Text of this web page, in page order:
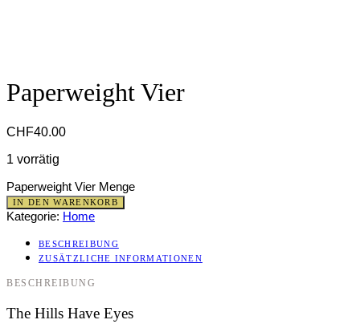
Paperweight Vier
CHF40.00
1 vorrätig
Paperweight Vier Menge
IN DEN WARENKORB
Kategorie: Home
BESCHREIBUNG
ZUSÄTZLICHE INFORMATIONEN
BESCHREIBUNG
The Hills Have Eyes